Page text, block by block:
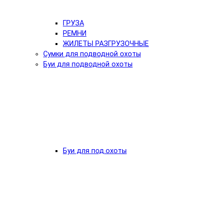
ГРУЗА
РЕМНИ
ЖИЛЕТЫ РАЗГРУЗОЧНЫЕ
Сумки для подводной охоты
Буи для подводной охоты
Буи для под.охоты